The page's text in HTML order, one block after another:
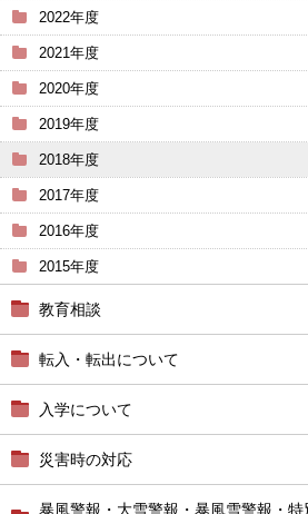
2022年度
2021年度
2020年度
2019年度
2018年度
2017年度
2016年度
2015年度
教育相談
転入・転出について
入学について
災害時の対応
暴風警報・大雪警報・暴風雪警報・